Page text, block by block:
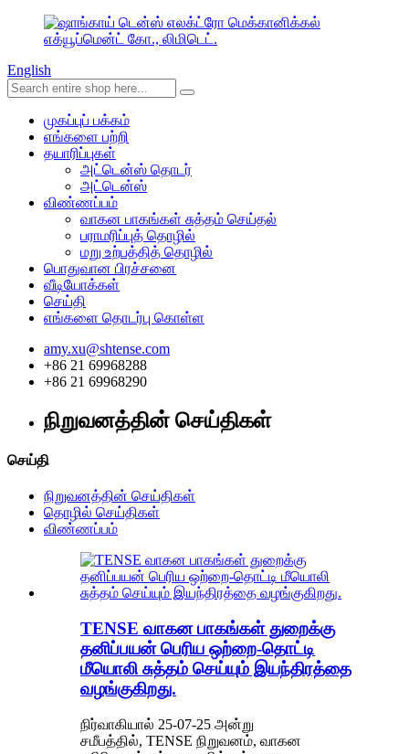
English
முகப்புப் பக்கம்
எங்களை பற்றி
தயாரிப்புகள்
அட்டென்ஸ் தொடர்
அட்டென்ஸ்
விண்ணப்பம்
வாகன பாகங்கள் சுத்தம் செய்தல்
பராமரிப்புத் தொழில்
மறு உற்பத்தித் தொழில்
பொதுவான பிரச்சனை
வீடியோக்கள்
செய்தி
எங்களை தொடர்பு கொள்ள
amy.xu@shtense.com
+86 21 69968288
+86 21 69968290
நிறுவனத்தின் செய்திகள்
செய்தி
நிறுவனத்தின் செய்திகள்
தொழில் செய்திகள்
விண்ணப்பம்
TENSE வாகன பாகங்கள் துறைக்கு
தனிப்பயன் பெரிய ஒற்றை-தொட்டி
மீயொலி சுத்தம் செய்யும் இயந்திரத்தை
வழங்குகிறது.
நிர்வாகியால் 25-07-25 அன்று
சமீபத்தில், TENSE நிறுவனம், வாகன